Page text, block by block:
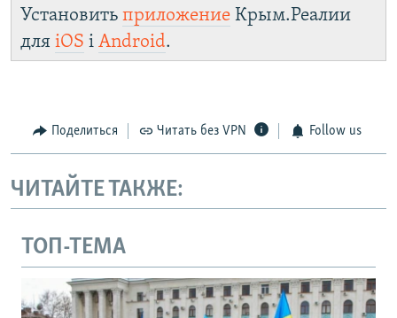
Установить приложение Крым.Реалии
для iOS і Android.
Поделиться Читать без VPN Follow us
ЧИТАЙТЕ ТАКЖЕ:
ТОП-ТЕМА